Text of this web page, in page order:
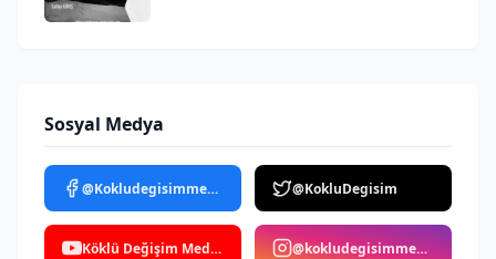
Sosyal Medya
@Kokludegisimmedya @KokluDegisim
Köklü Değişim Medya @kokludegisimmedya